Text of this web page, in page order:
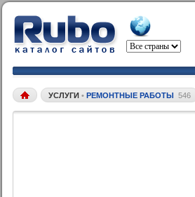
УСЛУГИ • РЕМОНТНЫЕ РАБОТЫ 546